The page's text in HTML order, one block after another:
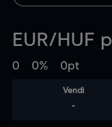
EUR/HUF
0 0% 0pt
Vendi
-